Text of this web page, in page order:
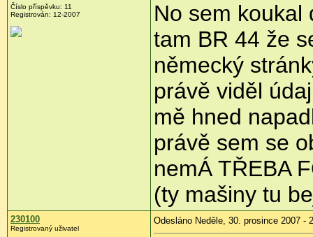
Číslo příspěvku: 11
Registrován: 12-2007
No sem koukal
tam BR 44 že
německý
právě viděl
mě hned
právě sem se
nemÁ TŘEBA
(ty mašiny tu
230100
Registrovaný uživatel
Odesláno Neděle, 30. prosince 2007 -